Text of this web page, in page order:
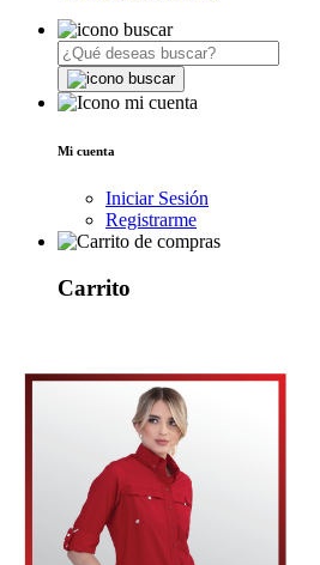
Mi cuenta
Iniciar Sesión
Registrarme
Carrito